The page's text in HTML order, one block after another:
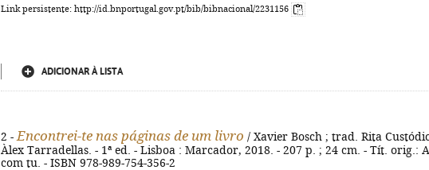
Link persistente: http://id.bnportugal.gov.pt/bib/bibnacional/2231156
ADICIONAR À LISTA
2 - Encontrei-te nas páginas de um livro / Xavier Bosch ; trad. Rita
Àlex Tarradellas. - 1ª ed. - Lisboa : Marcador, 2018. - 207 p. ; 24 cm. - Tít. orig.:
com tu. - ISBN 978-989-754-356-2